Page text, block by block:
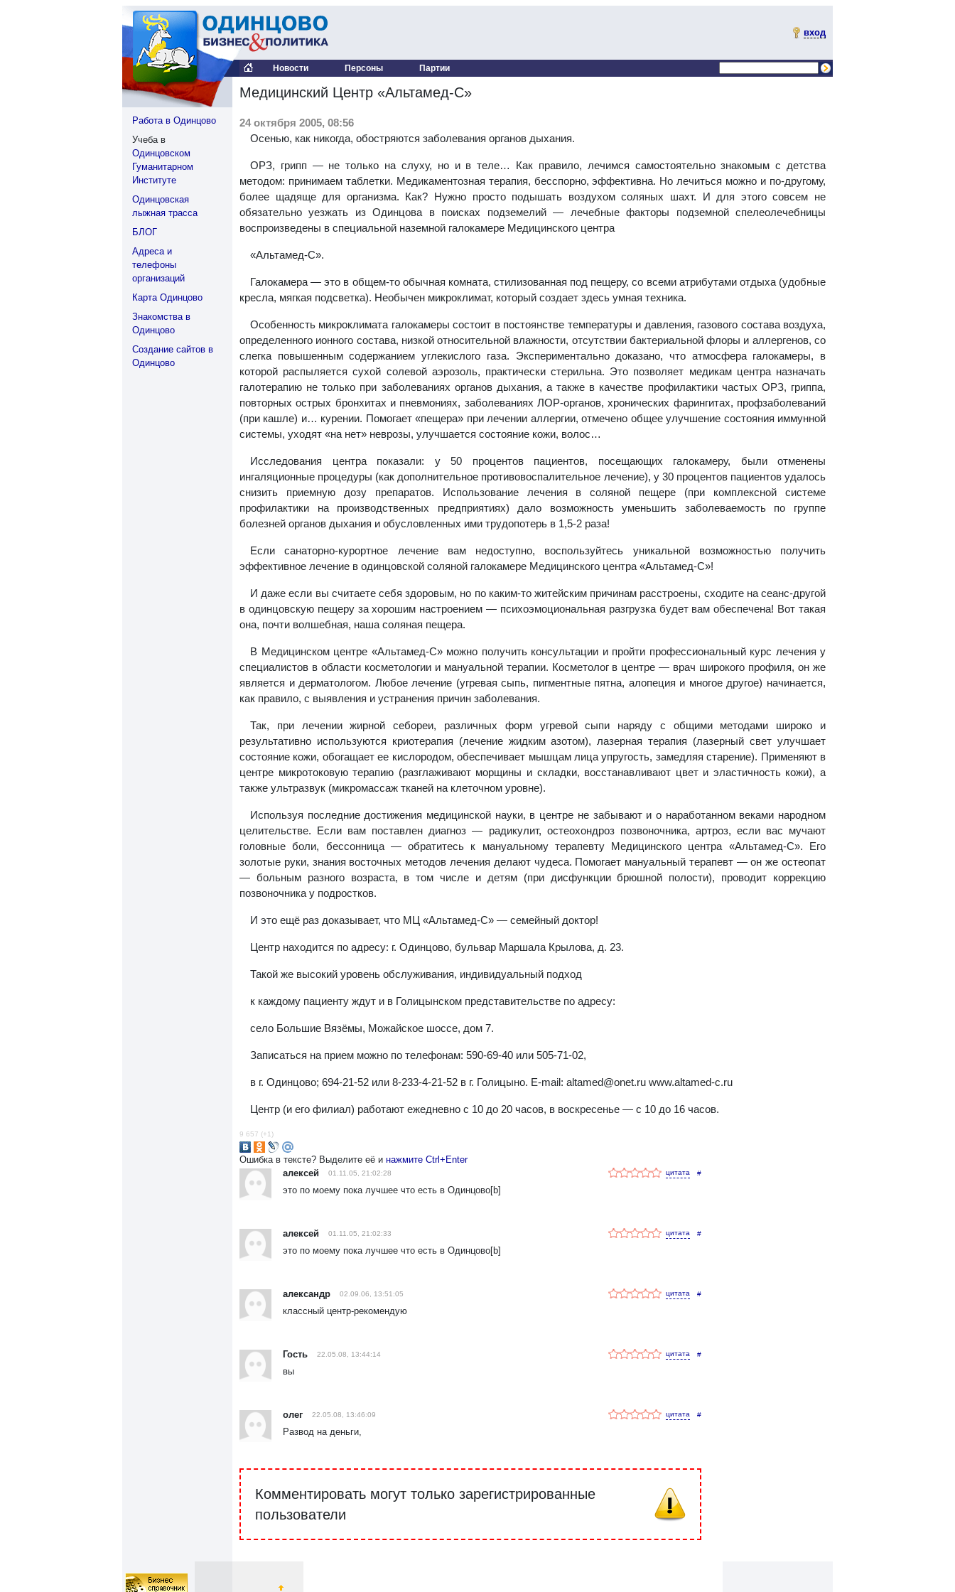
вход
Новости Персоны Партии
Работа в Одинцово
Учеба в
Одинцовском
Гуманитарном
Институте
Одинцовская
лыжная трасса
БЛОГ
Адреса и
телефоны
организаций
Карта Одинцово
Знакомства в
Одинцово
Создание сайтов в
Одинцово
Медицинский Центр «Альтамед-С»
24 октября 2005, 08:56
Осенью, как никогда, обостряются заболевания органов дыхания.
ОРЗ, грипп — не только на слуху, но и в теле… Как правило, лечимся самостоятельно знакомым с детства
методом: принимаем таблетки. Медикаментозная терапия, бесспорно, эффективна. Но лечиться можно и по-другому,
более щадяще для организма. Как? Нужно просто подышать воздухом соляных шахт. И для этого совсем не
обязательно уезжать из Одинцова в поисках подземелий — лечебные факторы подземной спелеолечебницы
воспроизведены в специальной наземной галокамере Медицинского центра
«Альтамед-С».
Галокамера — это в общем-то обычная комната, стилизованная под пещеру, со всеми атрибутами отдыха (удобные
кресла, мягкая подсветка). Необычен микроклимат, который создает здесь умная техника.
Особенность микроклимата галокамеры состоит в постоянстве температуры и давления, газового состава воздуха,
определенного ионного состава, низкой относительной влажности, отсутствии бактериальной флоры и аллергенов, со
слегка повышенным содержанием углекислого газа. Экспериментально доказано, что атмосфера галокамеры, в
которой распыляется сухой солевой аэрозоль, практически стерильна. Это позволяет медикам центра назначать
галотерапию не только при заболеваниях органов дыхания, а также в качестве профилактики частых ОРЗ, гриппа,
повторных острых бронхитах и пневмониях, заболеваниях ЛОР-органов, хронических фарингитах, профзаболеваний
(при кашле) и… курении. Помогает «пещера» при лечении аллергии, отмечено общее улучшение состояния иммунной
системы, уходят «на нет» неврозы, улучшается состояние кожи, волос…
Исследования центра показали: у 50 процентов пациентов, посещающих галокамеру, были отменены
ингаляционные процедуры (как дополнительное противовоспалительное лечение), у 30 процентов пациентов удалось
снизить приемную дозу препаратов. Использование лечения в соляной пещере (при комплексной системе
профилактики на производственных предприятиях) дало возможность уменьшить заболеваемость по группе
болезней органов дыхания и обусловленных ими трудопотерь в 1,5-2 раза!
Если санаторно-курортное лечение вам недоступно, воспользуйтесь уникальной возможностью получить
эффективное лечение в одинцовской соляной галокамере Медицинского центра «Альтамед-С»!
И даже если вы считаете себя здоровым, но по каким-то житейским причинам расстроены, сходите на сеанс-другой
в одинцовскую пещеру за хорошим настроением — психоэмоциональная разгрузка будет вам обеспечена! Вот такая
она, почти волшебная, наша соляная пещера.
В Медицинском центре «Альтамед-С» можно получить консультации и пройти профессиональный курс лечения у
специалистов в области косметологии и мануальной терапии. Косметолог в центре — врач широкого профиля, он же
является и дерматологом. Любое лечение (угревая сыпь, пигментные пятна, алопеция и многое другое) начинается,
как правило, с выявления и устранения причин заболевания.
Так, при лечении жирной себореи, различных форм угревой сыпи наряду с общими методами широко и
результативно используются криотерапия (лечение жидким азотом), лазерная терапия (лазерный свет улучшает
состояние кожи, обогащает ее кислородом, обеспечивает мышцам лица упругость, замедляя старение). Применяют в
центре микротоковую терапию (разглаживают морщины и складки, восстанавливают цвет и эластичность кожи), а
также ультразвук (микромассаж тканей на клеточном уровне).
Используя последние достижения медицинской науки, в центре не забывают и о наработанном веками народном
целительстве. Если вам поставлен диагноз — радикулит, остеохондроз позвоночника, артроз, если вас мучают
головные боли, бессонница — обратитесь к мануальному терапевту Медицинского центра «Альтамед-С». Его
золотые руки, знания восточных методов лечения делают чудеса. Помогает мануальный терапевт — он же остеопат
— больным разного возраста, в том числе и детям (при дисфункции брюшной полости), проводит коррекцию
позвоночника у подростков.
И это ещё раз доказывает, что МЦ «Альтамед-С» — семейный доктор!
Центр находится по адресу: г. Одинцово, бульвар Маршала Крылова, д. 23.
Такой же высокий уровень обслуживания, индивидуальный подход
к каждому пациенту ждут и в Голицынском представительстве по адресу:
село Большие Вязёмы, Можайское шоссе, дом 7.
Записаться на прием можно по телефонам: 590-69-40 или 505-71-02,
в г. Одинцово; 694-21-52 или 8-233-4-21-52 в г. Голицыно. Е-mail: altamed@onet.ru www.altamed-c.ru
Центр (и его филиал) работают ежедневно с 10 до 20 часов, в воскресенье — с 10 до 16 часов.
9 657 (+1)
Ошибка в тексте? Выделите её и нажмите Ctrl+Enter
алексей
01.11.05, 21:02:28 #
это по моему пока лучшее что есть в Одинцово[b]
алексей 01.11.05, 21:02:33 #
это по моему пока лучшее что есть в Одинцово[b]
александр 02.09.06, 13:51:05 #
классный центр-рекомендую
Гость 22.05.08, 13:44:14 #
вы
олег 22.05.08, 13:46:09 #
Развод на деньги,
Комментировать могут только зарегистрированные
пользователи